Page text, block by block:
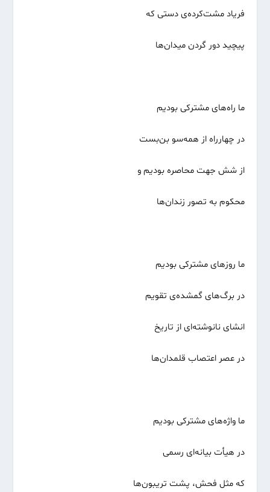
فریاد مشت‌کرده‌ی دستی که
پیچید دور گردن میدان‌ها
ما راه‌های مشترکی بودیم
در چهارراه از همه‌سو بن‌بست
از شش جهت محاصره بودیم و
محکوم به تصور زندان‌ها
ما روزهای مشترکی بودیم
در برگ‌های گمشده‌ی تقویم
انشای نانوشته‌ای از تاریخ
در عصر اعتصاب قلمدان‌ها
ما واژه‌های مشترکی بودیم
در هیأت بیانه‌ای رسمی
که مثل فحش، پشت تریبون‌ها